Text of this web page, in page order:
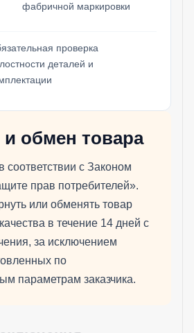
фабричной маркировки
проверка
деталей и
и обмен товара
с Законом
прав потребителей».
или обменять товар
в течение 14 дней с
за исключением
по
параметрам заказчика.